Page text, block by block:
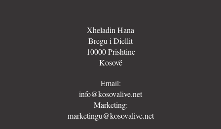
Xheladin Hana
Bregu i Diellit
10000 Prishtine
Kosovë
Email:
info@kosovalive.net
Marketing:
marketingu@kosovalive.net